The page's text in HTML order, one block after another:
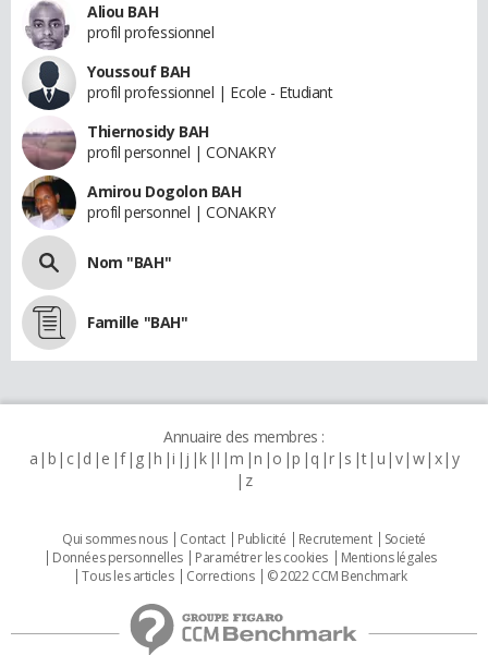
Aliou BAH
profil professionnel
Youssouf BAH
profil professionnel | Ecole - Etudiant
Thiernosidy BAH
profil personnel | CONAKRY
Amirou Dogolon BAH
profil personnel | CONAKRY
Nom "BAH"
Famille "BAH"
Annuaire des membres :
a b c d e f g h i j k l m n o p q r s t u v w x y
z
Qui sommes nous Contact Publicité Recrutement
Societé
Données personnelles
Paramétrer les cookies
Mentions légales
Tous les articles
Corrections © 2022 CCM Benchmark